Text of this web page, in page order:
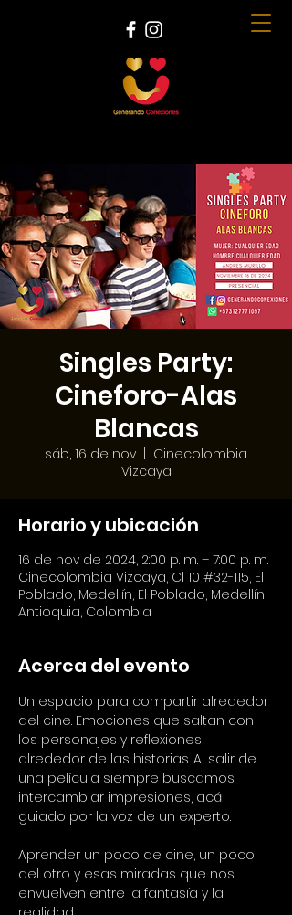
Singles Party:
Cineforo-Alas
Blancas
sáb, 16 de nov
Cinecolombia
Vizcaya
Horario y ubicación
16 de nov de 2024, 2:00 p. m. – 7:00 p. m.
Cinecolombia Vizcaya, Cl 10 #32-115, El
Poblado, Medellín, El Poblado, Medellín,
Antioquia, Colombia
Acerca del evento
Un espacio para compartir alrededor
del cine. Emociones que saltan con
los personajes y reflexiones
alrededor de las historias. Al salir de
una película siempre buscamos
intercambiar impresiones, acá
guiado por la voz de un experto.
Aprender un poco de cine, un poco
del otro y esas miradas que nos
envuelven entre la fantasía y la